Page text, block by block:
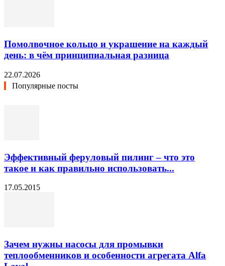
Помолвочное кольцо и украшение на каждый
день: в чём принципиальная разница
22.07.2026
Популярные посты
Эффективный феруловый пилинг – что это
такое и как правильно использовать...
17.05.2015
Зачем нужны насосы для промывки
теплообменников и особенности агрегата Alfa